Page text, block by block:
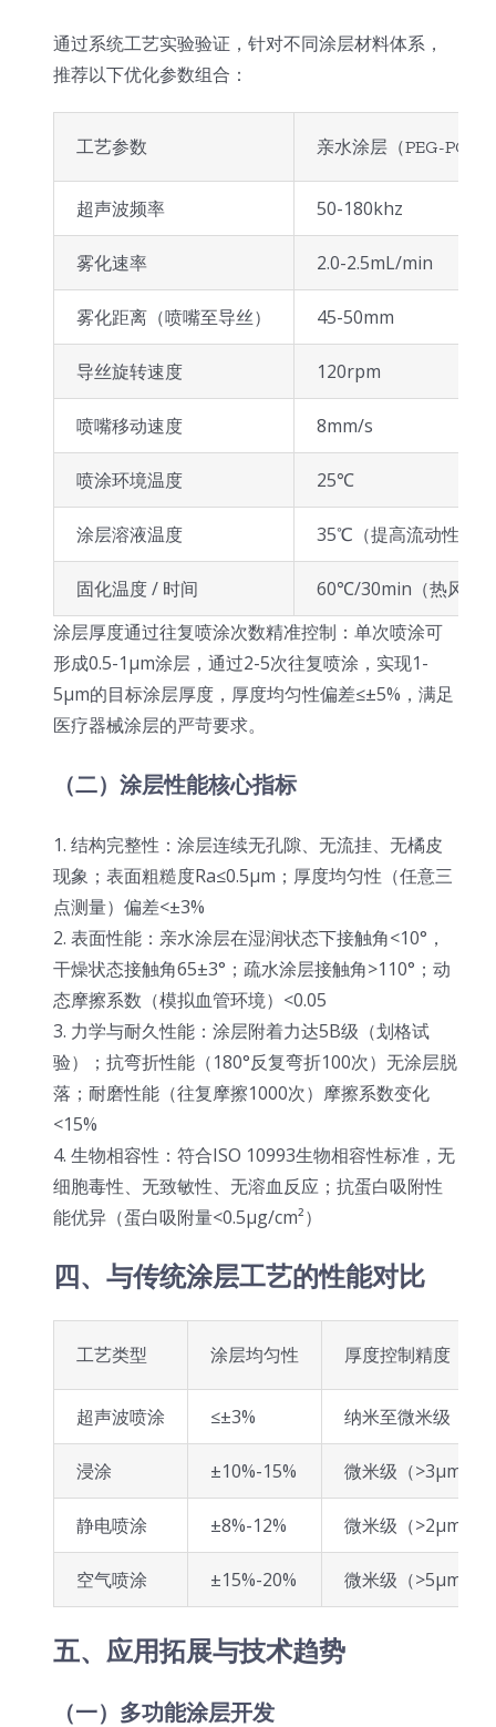
通过系统工艺实验验证，针对不同涂层材料体系，
推荐以下优化参数组合：
工艺参数 亲水涂层（PEG-PCL
超声波频率 50-180khz
雾化速率 2.0-2.5mL/min
雾化距离（喷嘴至导丝） 45-50mm
导丝旋转速度 120rpm
喷嘴移动速度 8mm/s
喷涂环境温度 25℃
涂层溶液温度 35℃（提高流动性）
固化温度 / 时间
60℃/30min（热风固
涂层厚度通过往复喷涂次数精准控制：单次喷涂可
形成0.5-1μm涂层，通过2-5次往复喷涂，实现1-
5μm的目标涂层厚度，厚度均匀性偏差≤±5%，满足
医疗器械涂层的严苛要求。
（二）涂层性能核心指标
1. 结构完整性：涂层连续无孔隙、无流挂、无橘皮
现象；表面粗糙度Ra≤0.5μm；厚度均匀性（任意三
点测量）偏差<±3%
2. 表面性能：亲水涂层在湿润状态下接触角<10°，
干燥状态接触角65±3°；疏水涂层接触角>110°；动
态摩擦系数（模拟血管环境）<0.05
3. 力学与耐久性能：涂层附着力达5B级（划格试
验）；抗弯折性能（180°反复弯折100次）无涂层脱
落；耐磨性能（往复摩擦1000次）摩擦系数变化
<15%
4. 生物相容性：符合ISO 10993生物相容性标准，无
细胞毒性、无致敏性、无溶血反应；抗蛋白吸附性
能优异（蛋白吸附量<0.5μg/cm²）
四、与传统涂层工艺的性能对比
工艺类型 涂层均匀性 厚度控制精度
超声波喷涂 ≤±3% 纳米至微米级（
浸涂 ±10%-15% 微米级（>3μm）
静电喷涂 ±8%-12% 微米级（>2μm）
空气喷涂 ±15%-20% 微米级（>5μm）
五、应用拓展与技术趋势
（一）多功能涂层开发